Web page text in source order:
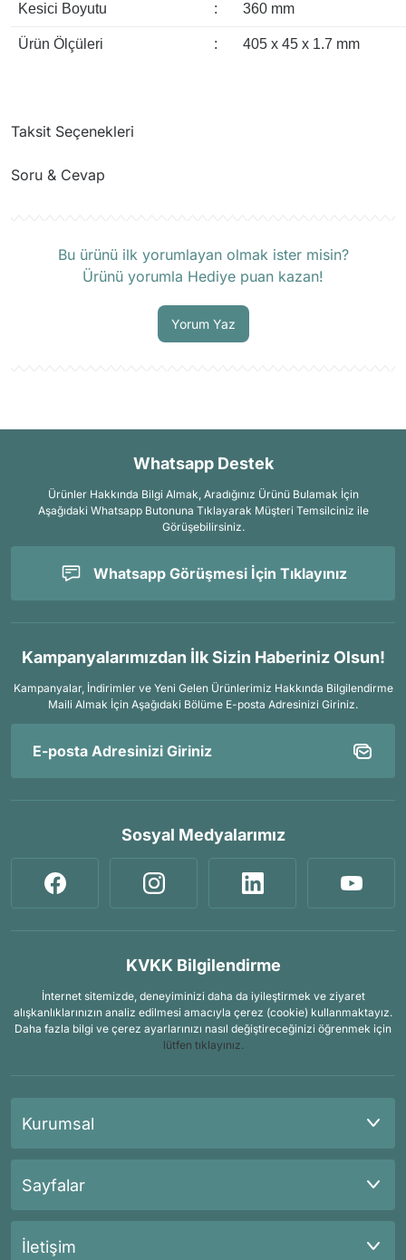
Kesici Boyutu : 360 mm
Ürün Ölçüleri : 405 x 45 x 1.7 mm
Taksit Seçenekleri
Soru & Cevap
Bu ürünü ilk yorumlayan olmak ister misin?
Ürünü yorumla Hediye puan kazan!
Yorum Yaz
Whatsapp Destek
Ürünler Hakkında Bilgi Almak, Aradığınız Ürünü Bulamak İçin
Aşağıdaki Whatsapp Butonuna Tıklayarak Müşteri Temsilciniz ile
Görüşebilirsiniz.
Whatsapp Görüşmesi İçin Tıklayınız
Kampanyalarımızdan İlk Sizin Haberiniz Olsun!
Kampanyalar, İndirimler ve Yeni Gelen Ürünlerimiz Hakkında Bilgilendirme
Maili Almak İçin Aşağıdaki Bölüme E-posta Adresinizi Giriniz.
Sosyal Medyalarımız
KVKK Bilgilendirme
İnternet sitemizde, deneyiminizi daha da iyileştirmek ve ziyaret
alışkanlıklarınızın analiz edilmesi amacıyla çerez (cookie) kullanmaktayız.
Daha fazla bilgi ve çerez ayarlarınızı nasıl değiştireceğinizi öğrenmek için
lütfen tıklayınız.
Kurumsal
Sayfalar
İletişim